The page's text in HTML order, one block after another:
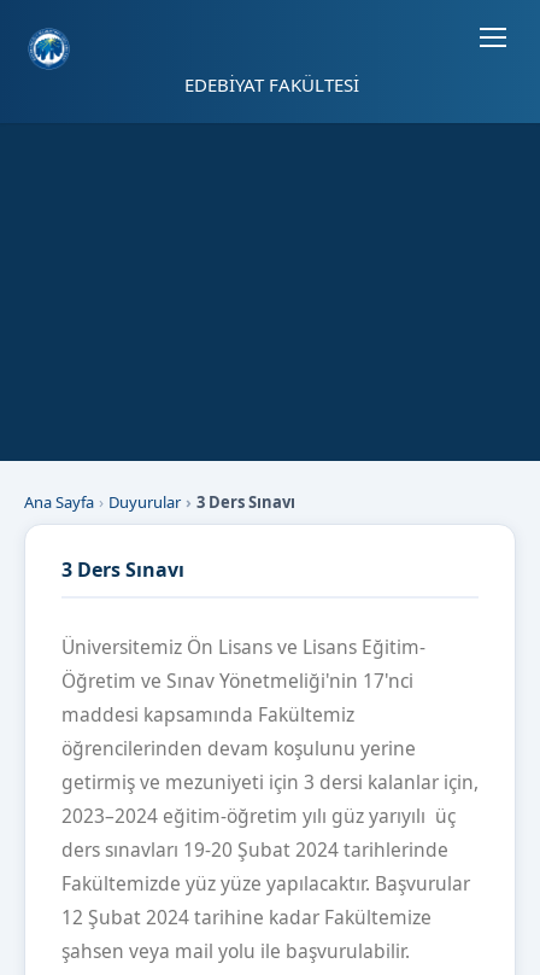
EDEBİYAT FAKÜLTESİ
Ana Sayfa Duyurular 3 Ders Sınavı
3 Ders Sınavı
Üniversitemiz Ön Lisans ve Lisans Eğitim-
Öğretim ve Sınav Yönetmeliği'nin 17'nci
maddesi kapsamında Fakültemiz
öğrencilerinden devam koşulunu yerine
getirmiş ve mezuniyeti için 3 dersi kalanlar için,
2023–2024 eğitim-öğretim yılı güz yarıyılı üç
ders sınavları 19-20 Şubat 2024 tarihlerinde
Fakültemizde yüz yüze yapılacaktır. Başvurular
12 Şubat 2024 tarihine kadar Fakültemize
şahsen veya mail yolu ile başvurulabilir.